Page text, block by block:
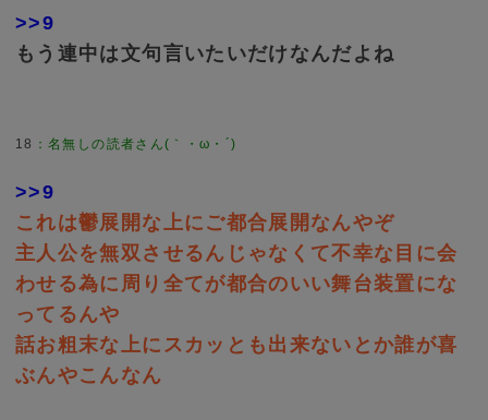
>>9
もう連中は文句言いたいだけなんだよね
18 ：名無しの読者さん(｀・ω・´)
>>9
これは鬱展開な上にご都合展開なんやぞ
主人公を無双させるんじゃなくて不幸な目に会
わせる為に周り全てが都合のいい舞台装置にな
ってるんや
話お粗末な上にスカッとも出来ないとか誰が喜
ぶんやこんなん